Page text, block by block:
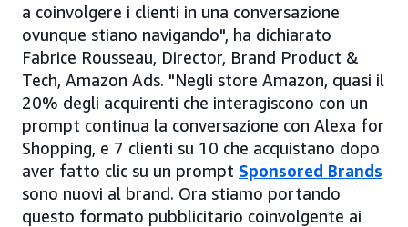
a coinvolgere i clienti in una conversazione
ovunque stiano navigando", ha dichiarato
Fabrice Rousseau, Director, Brand Product &
Tech, Amazon Ads. "Negli store Amazon, quasi il
20% degli acquirenti che interagiscono con un
prompt continua la conversazione con Alexa for
Shopping, e 7 clienti su 10 che acquistano dopo
aver fatto clic su un prompt Sponsored Brands
sono nuovi al brand. Ora stiamo portando
questo formato pubblicitario coinvolgente ai